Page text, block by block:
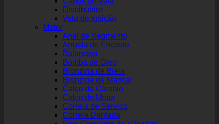
Distribuidor
Vela de Ignição
Motor
Anel de Segmento
Arruela de Encosto
Balancins
Bomba de Óleo
Bronzina de Biela
Bronzina de Mancal
Calço do Câmbio
Calço do Motor
Correia de Serviço
Correia Dentada